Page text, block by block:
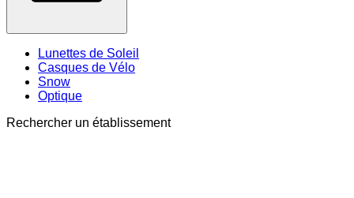
Lunettes de Soleil
Casques de Vélo
Snow
Optique
Rechercher un établissement